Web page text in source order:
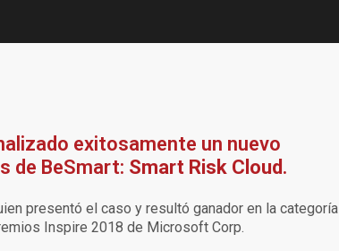
exitosamente un nuevo
de BeSmart: Smart Risk Cloud.
presentó el caso y resultó ganador en la categoría
Inspire 2018 de Microsoft Corp.